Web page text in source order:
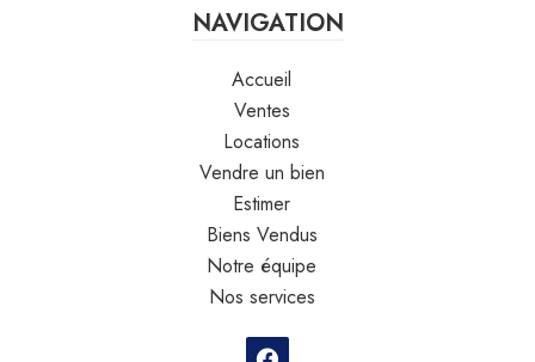
NAVIGATION
Accueil
Ventes
Locations
Vendre un bien
Estimer
Biens Vendus
Notre équipe
Nos services